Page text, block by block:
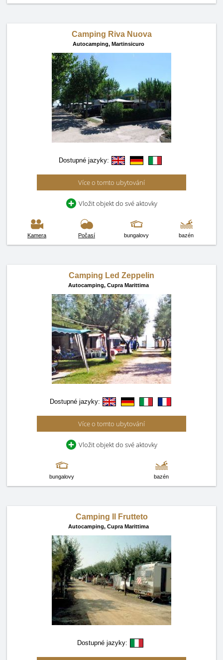
Camping Riva Nuova
Autocamping, Martinsicuro
Dostupné jazyky:
Více o tomto ubytování
Vložit objekt do své aktovky
Kamera Počasí bungalovy bazén
Camping Led Zeppelin
Autocamping, Cupra Marittima
Dostupné jazyky:
Více o tomto ubytování
Vložit objekt do své aktovky
bungalovy bazén
Camping Il Frutteto
Autocamping, Cupra Marittima
Dostupné jazyky: